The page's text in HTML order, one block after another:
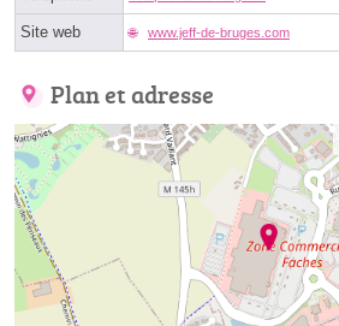
Site web www.jeff-de-bruges.com
Plan et adresse